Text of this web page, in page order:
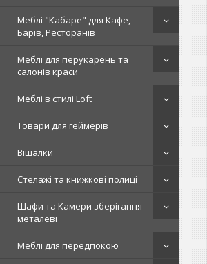
Меблі "Кабаре" для Кафе,
Барів, Ресторанів
Меблі для перукарень та
салонів краси
Меблі в стилі Loft
Товари для геймерів
Вішалки
Стелажі та книжкові полиці
Шафи та Камери зберігання
металеві
Меблі для передпокою